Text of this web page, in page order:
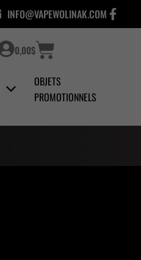
INFO@VAPEWOLINAK.COM
0,00$Panier
OBJETS
PROMOTIONNELS